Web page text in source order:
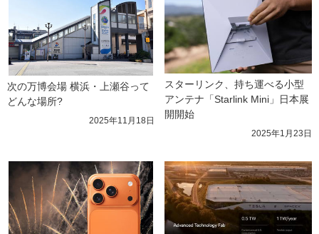
次の万博会場 横浜・上瀬谷って
どんな場所?
2025年11月18日
スターリンク、持ち運べる小型
アンテナ「Starlink Mini」日本展
開開始
2025年1月23日